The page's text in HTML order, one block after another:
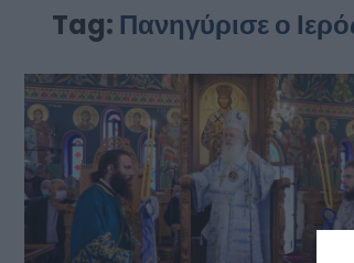
Tag: Πανηγύρισε ο